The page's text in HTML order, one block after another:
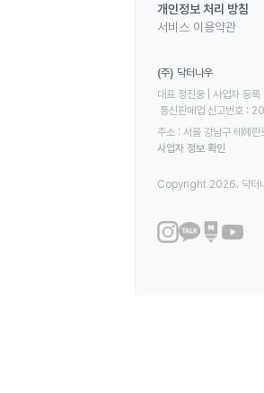
개인정보 처리 방침
서비스 이용약관
(주) 닥터나우
대표 정진웅 | 사업자
통신판매업 신고번호
주소 : 서울 강남구 테헤
사업자 정보 확인
Copyright 2026. 닥터